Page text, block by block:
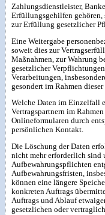
Zahlungsdienstleister,
Erfüllungsgehilfen gehören,
zur Erfüllung gesetzlicher
Eine Weitergabe
soweit dies zur
Maßnahmen, zur Wahrung
gesetzlicher
Verarbeitungen,
gesondert im Rahmen
Welche Daten im Einzelfall
Vertragspartnern im
Onlineformularen durch
persönlichen Kontakt.
Die Löschung der Daten
nicht mehr erforderlich sind
Aufbewahrungspflichten
Aufbewahrungsfristen,
können eine längere
konkreten Auftrags
Auftrags und Ablauf
gesetzlichen oder